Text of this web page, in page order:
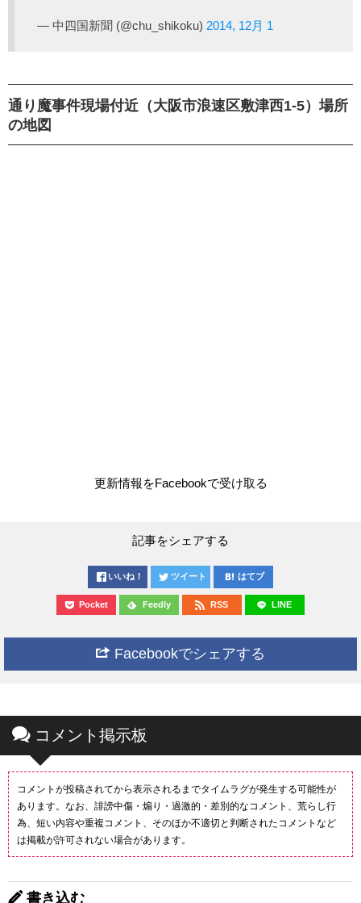
— 中四国新聞 (@chu_shikoku) 2014, 12月 1
通り魔事件現場付近（大阪市浪速区敷津西1-5）場所
の地図
更新情報をFacebookで受け取る
記事をシェアする
いいね！ ツイート はてブ
Pocket Feedly RSS LINE
Facebookでシェアする
コメント掲示板
コメントが投稿されてから表示されるまでタイムラグが発生する可能性が
あります。なお、誹謗中傷・煽り・過激的・差別的なコメント、荒らし行
為、短い内容や重複コメント、そのほか不適切と判断されたコメントなど
は掲載が許可されない場合があります。
書き込む